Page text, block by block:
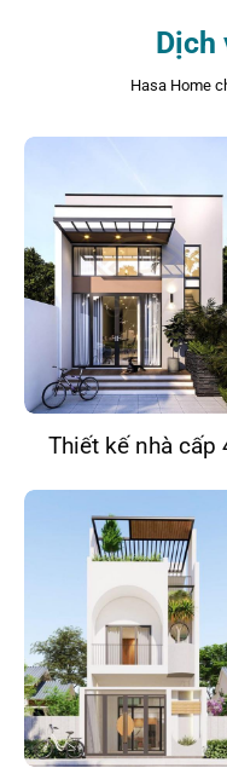
Dịch
Hasa Home
Thiết kế nhà cấp